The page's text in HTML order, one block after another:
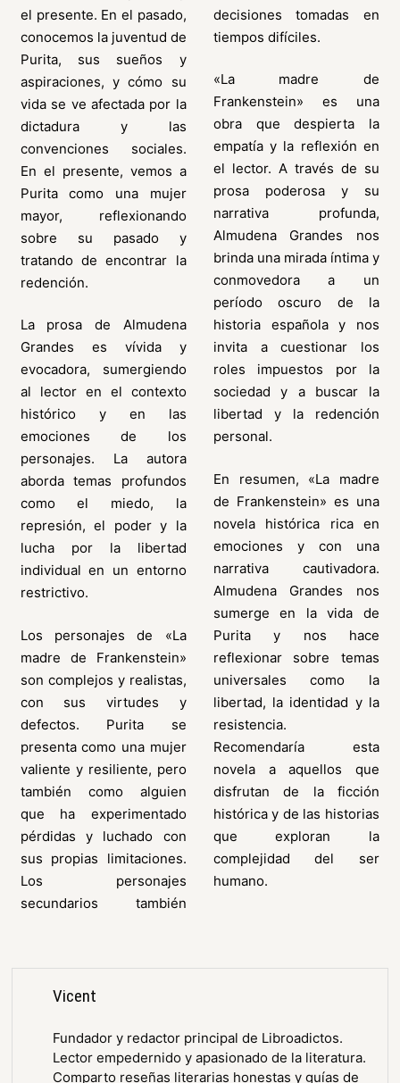
el presente. En el pasado,
conocemos la juventud de
Purita, sus sueños y
aspiraciones, y cómo su
vida se ve afectada por la
dictadura y las
convenciones sociales.
En el presente, vemos a
Purita como una mujer
mayor, reflexionando
sobre su pasado y
tratando de encontrar la
redención.
La prosa de Almudena
Grandes es vívida y
evocadora, sumergiendo
al lector en el contexto
histórico y en las
emociones de los
personajes. La autora
aborda temas profundos
como el miedo, la
represión, el poder y la
lucha por la libertad
individual en un entorno
restrictivo.
Los personajes de «La
madre de Frankenstein»
son complejos y realistas,
con sus virtudes y
defectos. Purita se
presenta como una mujer
valiente y resiliente, pero
también como alguien
que ha experimentado
pérdidas y luchado con
sus propias limitaciones.
Los personajes
secundarios también
decisiones tomadas en
tiempos difíciles.
«La madre de
Frankenstein» es una
obra que despierta la
empatía y la reflexión en
el lector. A través de su
prosa poderosa y su
narrativa profunda,
Almudena Grandes nos
brinda una mirada íntima y
conmovedora a un
período oscuro de la
historia española y nos
invita a cuestionar los
roles impuestos por la
sociedad y a buscar la
libertad y la redención
personal.
En resumen, «La madre
de Frankenstein» es una
novela histórica rica en
emociones y con una
narrativa cautivadora.
Almudena Grandes nos
sumerge en la vida de
Purita y nos hace
reflexionar sobre temas
universales como la
libertad, la identidad y la
resistencia.
Recomendaría esta
novela a aquellos que
disfrutan de la ficción
histórica y de las historias
que exploran la
complejidad del ser
humano.
Vicent
Fundador y redactor principal de Libroadictos.
Lector empedernido y apasionado de la literatura.
Comparto reseñas literarias honestas y guías de